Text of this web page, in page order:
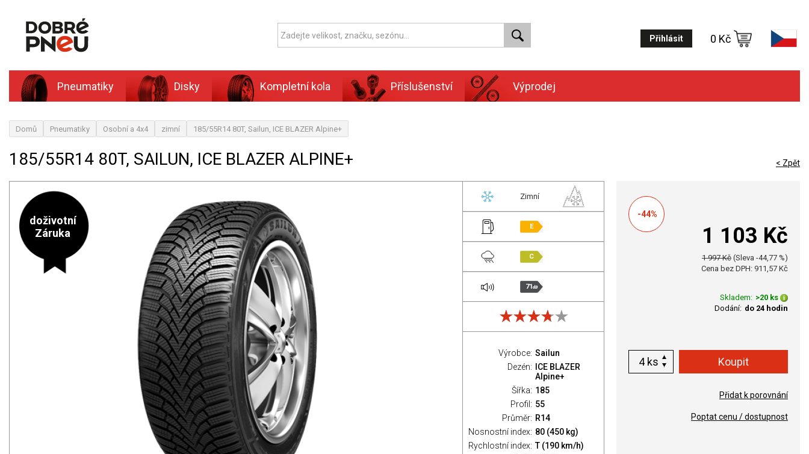
Přihlásit 0 Kč
Pneumatiky Disky Kompletní kola Příslušenství Výprodej
Domů Pneumatiky Osobní a 4x4 zimní 185/55R14 80T, Sailun, ICE BLAZER Alpine+
185/55R14 80T, SAILUN, ICE BLAZER ALPINE+ < Zpět
doživotní
Záruka
Zimní
E
C
71dB
Výrobce: Sailun
Dezén:
ICE BLAZER
Alpine+
Šířka: 185
Profil: 55
Průměr: R14
Nosnostní index: 80 (450 kg)
Rychlostní index: T (190 km/h)
-44%
1 103 Kč
1 997 Kč (Sleva -44,77 %)
Cena bez DPH: 911,57 Kč
Skladem: >20 ks
Dodání: do 24 hodin
ks
Přidat k porovnání
Poptat cenu / dostupnost